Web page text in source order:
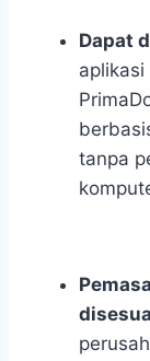
Dapat
aplikasi
tanpa